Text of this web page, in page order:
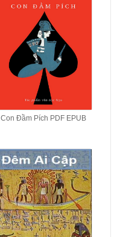
Con Đầm Pích PDF EPUB